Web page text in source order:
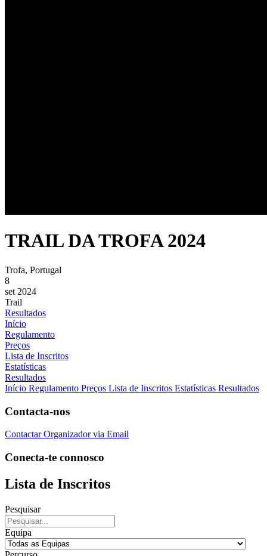
TRAIL DA TROFA 2024
Trofa, Portugal
8
set 2024
Trail
Resultados
Início
Regulamento
Preços
Lista de Inscritos
Estatísticas
Resultados
Início Regulamento Preços Lista de Inscritos Estatísticas Resultados
Contacta-nos
Contactar Organizador via Email
Conecta-te connosco
Lista de Inscritos
Pesquisar
Equipa